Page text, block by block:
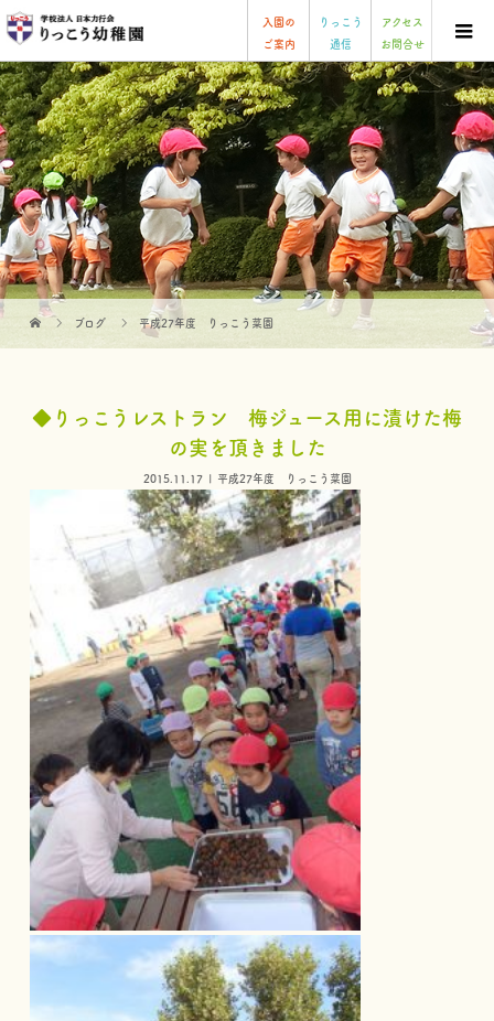
入園の
ご案内
りっこう
通信
アクセス
お問合せ
ブログ 平成27年度 りっこう菜園
◆りっこうレストラン 梅ジュース用に漬けた梅
の実を頂きました
2015.11.17 平成27年度 りっこう菜園